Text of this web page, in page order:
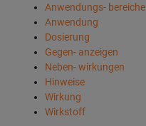
Anwendungs- bereiche
Anwendung
Dosierung
Gegen- anzeigen
Neben- wirkungen
Hinweise
Wirkung
Wirkstoff